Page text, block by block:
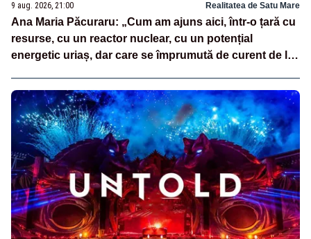
9 aug. 2026, 21:00 Realitatea de Satu Mare
Ana Maria Păcuraru: „Cum am ajuns aici, într-o țară cu
resurse, cu un reactor nuclear, cu un potențial
energetic uriaș, dar care se împrumută de curent de la